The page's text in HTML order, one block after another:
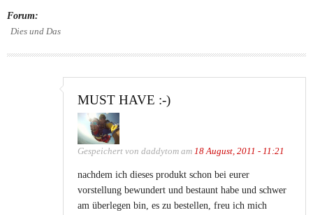
Forum:
Dies und Das
MUST HAVE :-)
Gespeichert von daddytom am 18 August, 2011 - 11:21
nachdem ich dieses produkt schon bei eurer
vorstellung bewundert und bestaunt habe und schwer
am überlegen bin, es zu bestellen, freu ich mich